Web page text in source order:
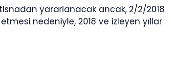
yararlanacak ancak, 2/2/2018
nedeniyle, 2018 ve izleyen yıllar